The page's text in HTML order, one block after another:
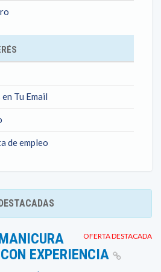
Tu Email
de empleo
OFERTA DESTACADA
EXPERIENCIA